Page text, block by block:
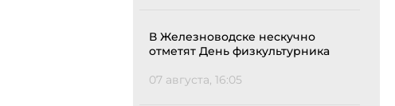
В Железноводске нескучно
отметят День физкультурника
07 августа, 16:05